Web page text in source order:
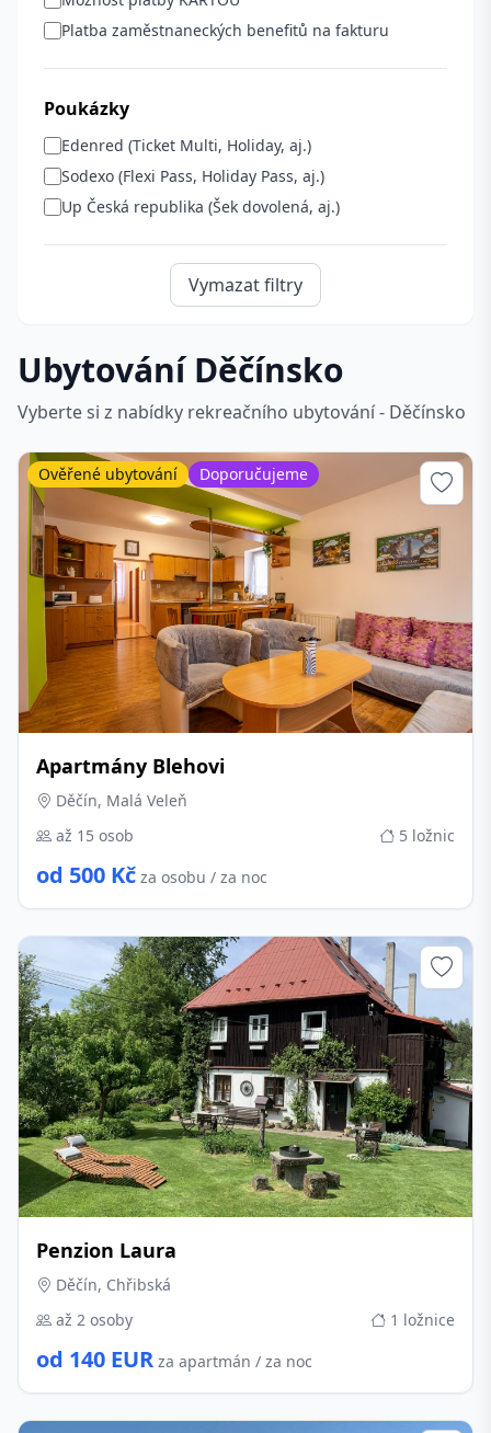
Platba zaměstnaneckých benefitů na fakturu
Poukázky
Edenred (Ticket Multi, Holiday, aj.)
Sodexo (Flexi Pass, Holiday Pass, aj.)
Up Česká republika (Šek dovolená, aj.)
Vymazat filtry
Ubytování Děčínsko
Vyberte si z nabídky rekreačního ubytování - Děčínsko
Apartmány Blehovi
Děčín, Malá Veleň
až 15 osob
5 ložnic
od 500 Kč za osobu / za noc
Ověřené ubytování Doporučujeme
Penzion Laura
Děčín, Chřibská
až 2 osoby
1 ložnice
od 140 EUR za apartmán / za noc